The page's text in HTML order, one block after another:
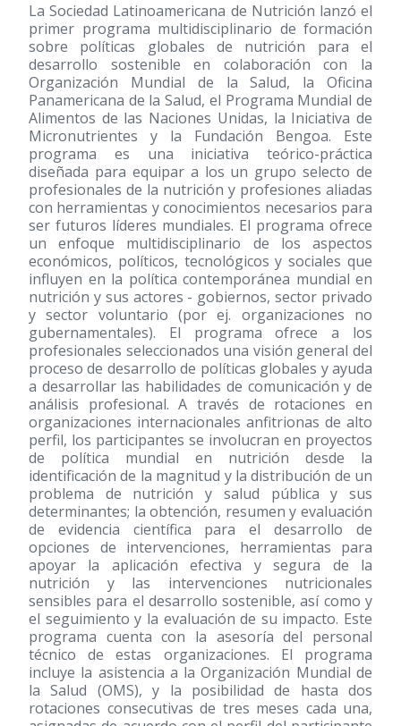
La Sociedad Latinoamericana de Nutrición lanzó el
primer programa multidisciplinario de formación
sobre políticas globales de nutrición para el
desarrollo sostenible en colaboración con la
Organización Mundial de la Salud, la Oficina
Panamericana de la Salud, el Programa Mundial de
Alimentos de las Naciones Unidas, la Iniciativa de
Micronutrientes y la Fundación Bengoa. Este
programa es una iniciativa teórico-práctica
diseñada para equipar a los un grupo selecto de
profesionales de la nutrición y profesiones aliadas
con herramientas y conocimientos necesarios para
ser futuros líderes mundiales. El programa ofrece
un enfoque multidisciplinario de los aspectos
económicos, políticos, tecnológicos y sociales que
influyen en la política contemporánea mundial en
nutrición y sus actores - gobiernos, sector privado
y sector voluntario (por ej. organizaciones no
gubernamentales). El programa ofrece a los
profesionales seleccionados una visión general del
proceso de desarrollo de políticas globales y ayuda
a desarrollar las habilidades de comunicación y de
análisis profesional. A través de rotaciones en
organizaciones internacionales anfitrionas de alto
perfil, los participantes se involucran en proyectos
de política mundial en nutrición desde la
identificación de la magnitud y la distribución de un
problema de nutrición y salud pública y sus
determinantes; la obtención, resumen y evaluación
de evidencia científica para el desarrollo de
opciones de intervenciones, herramientas para
apoyar la aplicación efectiva y segura de la
nutrición y las intervenciones nutricionales
sensibles para el desarrollo sostenible, así como y
el seguimiento y la evaluación de su impacto. Este
programa cuenta con la asesoría del personal
técnico de estas organizaciones. El programa
incluye la asistencia a la Organización Mundial de
la Salud (OMS), y la posibilidad de hasta dos
rotaciones consecutivas de tres meses cada una,